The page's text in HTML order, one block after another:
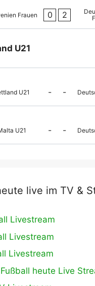
Frauen 0 2
U21
U21 - -
U21 - -
live im TV &
Livestream
Livestream
Livestream
heute Live